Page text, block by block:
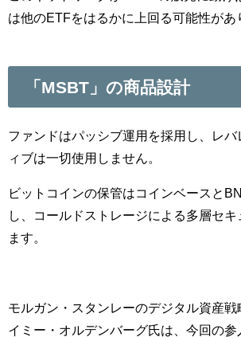
は他のETFをはるかに上回る可能性があ
「MSBT」の商品設計
ファンドはパッシブ運用を採用し、レバ
ィブは一切使用しません。
ビットコインの保管はコインベースと
し、コールドストレージによる多層セキ
ます。
モルガン・スタンレーのデジタル資産戦
イミー・オルデンバーグ氏は、今回の参